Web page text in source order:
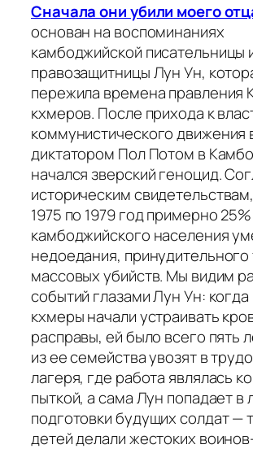
Сначала они убили моего
основан на воспоминаниях
камбоджийской писательницы
правозащитницы Лун Ун,
пережила времена правления
кхмеров. После прихода к
коммунистического движения
диктатором Пол Потом в
начался зверский геноцид.
историческим
1975 по 1979 год примерно 25%
камбоджийского населения
недоедания, принудительного
массовых убийств. Мы видим
событий глазами Лун Ун:
кхмеры начали устраивать
расправы, ей было всего пять
из ее семейства увозят в
лагеря, где работа являлась
пыткой, а сама Лун попадает в
подготовки будущих солдат —
детей делали жестоких